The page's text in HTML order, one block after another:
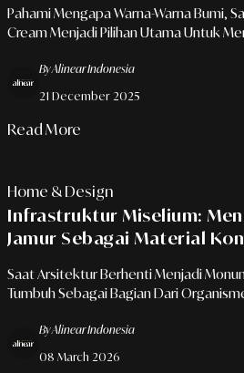
Pahami Mengapa Warna-Warna Bumi,
Cream Menjadi Pilihan Utama Untuk
Rumah Anda. Di Tahun 2026, Kita
Yang Hanya Tampak Indah, Tetapi
Langsung Dari Alam.
By Alinear Indonesia
21 December 2025
Read More
Home & Design
Infrastruktur Miselium:
Jamur Sebagai Material
Saat Arsitektur Berhenti Menjadi
Tumbuh Sebagai Bagian Dari
By Alinear Indonesia
08 March 2026